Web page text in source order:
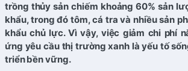
trồng thủy sản chiếm khoảng 60% sản
khẩu, trong đó tôm, cá tra và nhiều sản
khẩu chủ lực. Vì vậy, việc giảm chi phí
ứng yêu cầu thị trường xanh là yếu tố
triển bền vững.